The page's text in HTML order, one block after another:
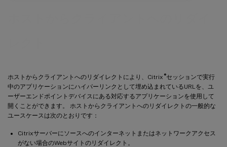
ホストからクライアントへのリダイレクトにより、Citrix ®セッションで実行
中のアプリケーションにハイパーリンクとして埋め込まれているURLを、ユ
ーザーエンドポイントデバイスにある対応するアプリケーションを使用して
開くことができます。 ホストからクライアントへのリダイレクトの一般的な
ユースケースは次のとおりです：
Citrixサーバーにソースへのインターネットまたはネットワークアクセス
がない場合のWebサイトのリダイレクト。